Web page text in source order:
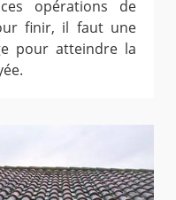
opérations de
finir, il faut une
pour atteindre la